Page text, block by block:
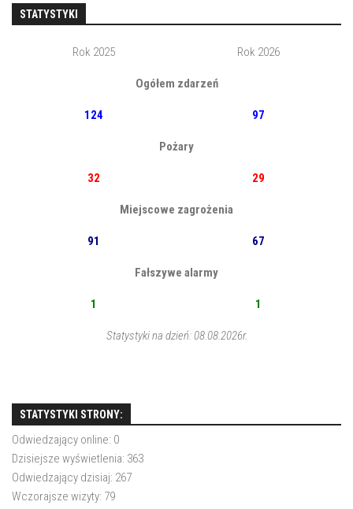
STATYSTYKI
Rok 2025 Rok 2026
Ogółem zdarzeń
124 97
Pożary
32 29
Miejscowe zagrożenia
91 67
Fałszywe alarmy
1 1
Statystyki na dzień: 08.08.2026r.
STATYSTYKI STRONY:
Odwiedzający online: 0
Dzisiejsze wyświetlenia: 363
Odwiedzający dzisiaj: 267
Wczorajsze wizyty: 79